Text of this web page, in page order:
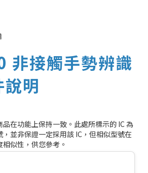
非接觸手勢辨識
明
在功能上保持一致。此處所標示的 IC 為
並非保證一定採用該 IC，但相似型號在
似性，供您參考。